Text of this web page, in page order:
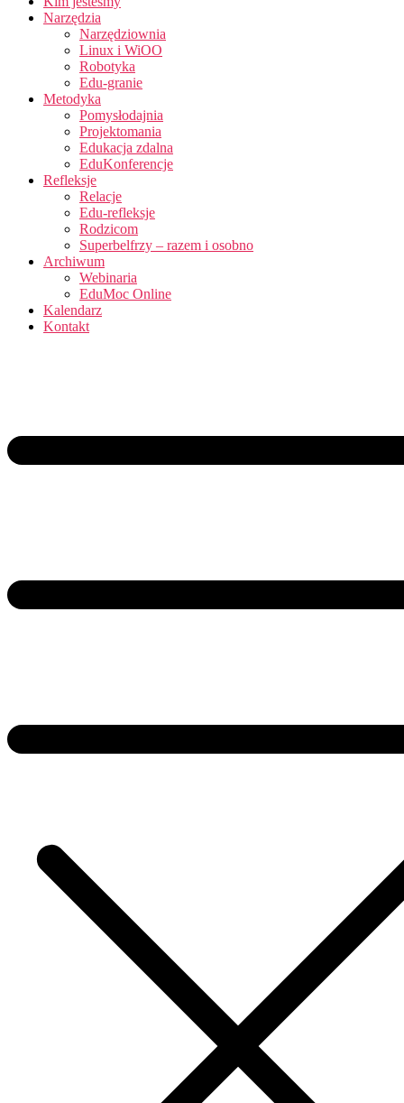
Narzędzia
Narzędziownia
Linux i WiOO
Robotyka
Edu-granie
Metodyka
Pomysłodajnia
Projektomania
Edukacja zdalna
EduKonferencje
Refleksje
Relacje
Edu-refleksje
Rodzicom
Superbelfrzy – razem i osobno
Archiwum
Webinaria
EduMoc Online
Kalendarz
Kontakt